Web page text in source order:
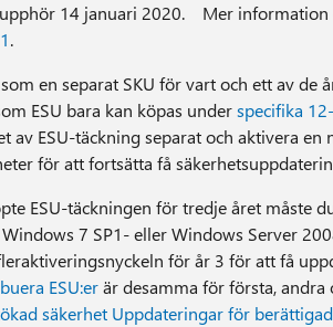
14 januari 2020. Mer information
.
en separat SKU för vart och ett av de
ESU bara kan köpas underspecifika
av ESU-täckning separat och aktivera en
för att fortsätta få
ESU-täckningen för tredje året måste
7 SP1- eller Windows Server
för år 3 för att få
ESU:erär desamma för första, andra
säkerhet Uppdateringar för